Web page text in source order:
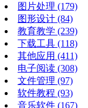
图片处理 (179)
图形设计 (84)
教育教学 (239)
下载工具 (118)
其他应用 (411)
电子阅读 (308)
文件管理 (97)
软件教程 (93)
音乐软件 (167)